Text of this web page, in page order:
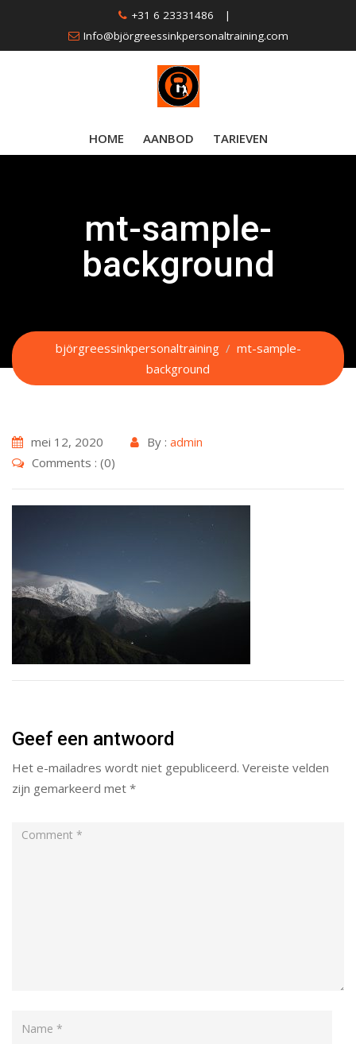
content
+31 6 23331486
|
Info@björgreessinkpersonaltraining.com
HOME AANBOD TARIEVEN
mt-sample-
background
björgreessinkpersonaltraining / mt-sample-
background
mei 12, 2020 By : admin
Comments : (0)
Geef een antwoord
Het e-mailadres wordt niet gepubliceerd. Vereiste velden
zijn gemarkeerd met *